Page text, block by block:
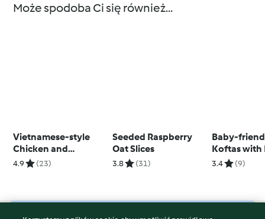
Może spodoba Ci się również...
Vietnamese-style
Chicken and
Cabbage Salad
4.9 (23)
Seeded Raspberry
Oat Slices
3.8 (31)
Baby-
Koftas with
Couscous
3.4 (9)